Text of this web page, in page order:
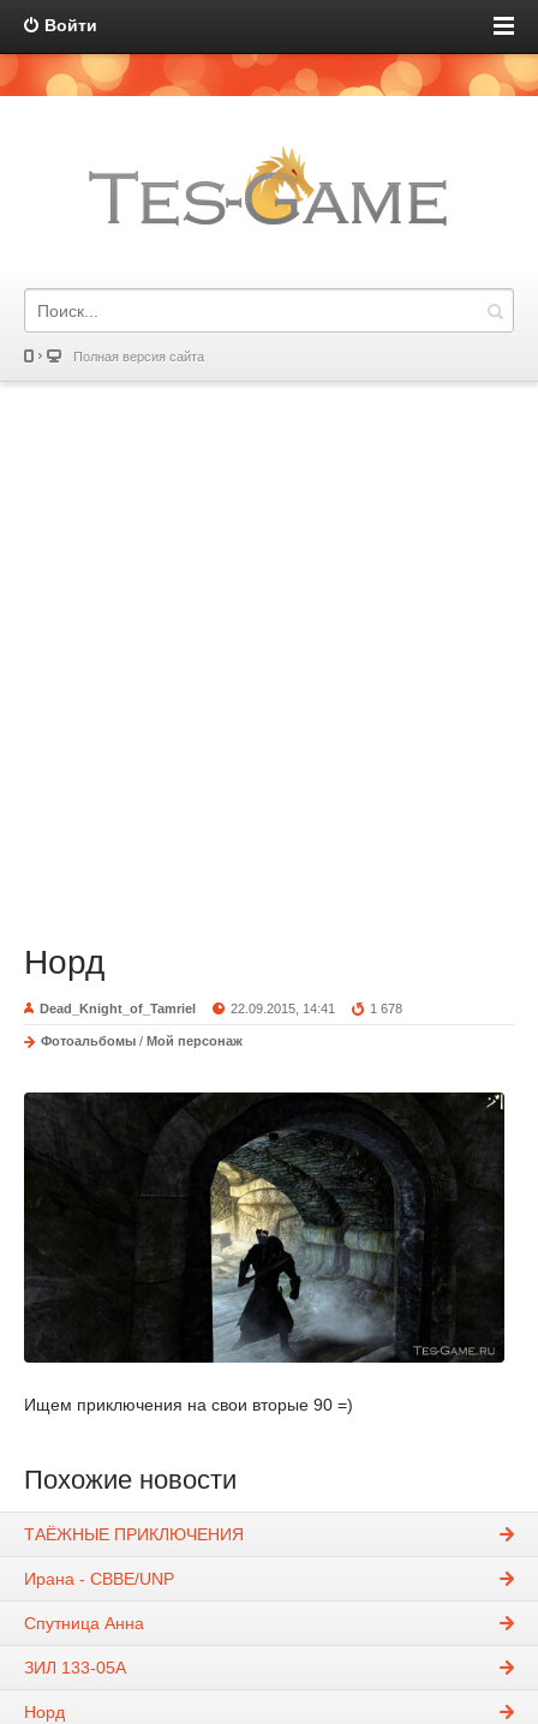
Войти
Полная версия сайта
Норд
Dead_Knight_of_Tamriel 22.09.2015, 14:41 1 678
Фотоальбомы / Мой персонаж
Ищем приключения на свои вторые 90 =)
Похожие новости
ТАЁЖНЫЕ ПРИКЛЮЧЕНИЯ
Ирана - CBBE/UNP
Спутница Анна
ЗИЛ 133-05А
Норд